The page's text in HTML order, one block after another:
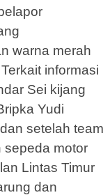
warna merah
informasi
Sei kijang
Yudi
setelah team
sepeda motor
Lintas Timur
dan